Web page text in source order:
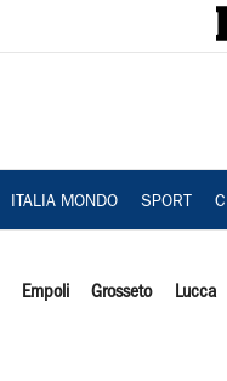
ITALIA MONDO SPORT
Empoli Grosseto Lucca